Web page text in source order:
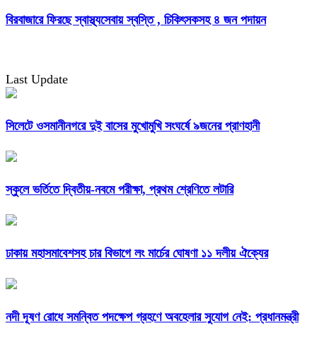
বিরবাজারে ফিরছে স্বাস্থ্যসেবায় স্বস্তি , চিকিৎসকসহ ৪ জন পদায়ন
Last Update
সিলেটে ওসমানীনগরে দুই বাসের মুখোমুখি সংঘর্ষে ৯জনের প্রাণহানী
স্কুলে ভর্তিতে দ্বিতীয়-নবমে পরীক্ষা, প্রথম শ্রেণিতে লটারি
ঢাকায় মহাসমাবেশসহ চার বিভাগে লং মার্চের ঘোষণা ১১ দলীয় ঐক্যের
নদী দূষণ রোধে সমন্বিত পদক্ষেপ গ্রহণে অবহেলার সুযোগ নেই: প্রধানমন্ত্রী